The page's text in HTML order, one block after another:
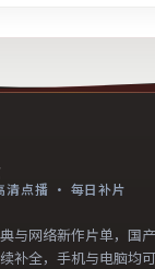
清点播 · 每日补片
与网络新作片单，国
补全，手机与电脑均